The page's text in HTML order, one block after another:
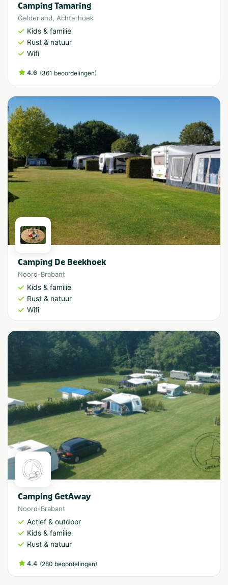
Camping Tamaring
Gelderland, Achterhoek
Kids & familie
Rust & natuur
Wifi
4.6 (361 beoordelingen)
Camping De Beekhoek
Noord-Brabant
Kids & familie
Rust & natuur
Wifi
Camping GetAway
Noord-Brabant
Actief & outdoor
Kids & familie
Rust & natuur
4.4 (280 beoordelingen)